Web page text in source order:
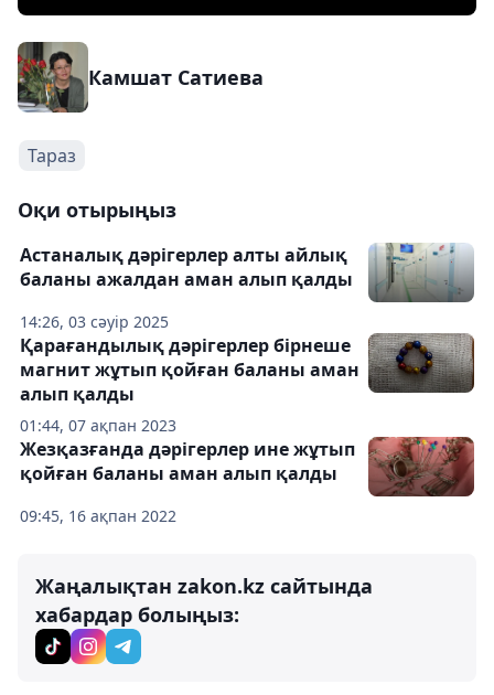
Камшат Сатиева
Тараз
Оқи отырыңыз
14:26, 03 сәуір 2025
Астаналық дәрігерлер алты айлық
баланы ажалдан аман алып қалды
01:44, 07 ақпан 2023
Қарағандылық дәрігерлер бірнеше
магнит жұтып қойған баланы аман
алып қалды
09:45, 16 ақпан 2022
Жезқазғанда дәрігерлер ине жұтып
қойған баланы аман алып қалды
Жаңалықтан zakon.kz сайтында
хабардар болыңыз: